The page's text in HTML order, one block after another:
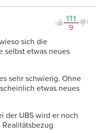
111
9
sich die
selbst etwas neues
sehr schwierig. Ohne
etwas neues
der UBS wird er noch